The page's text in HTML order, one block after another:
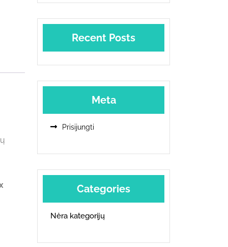
Recent Posts
Meta
Prisijungti
Categories
Nėra kategorijų